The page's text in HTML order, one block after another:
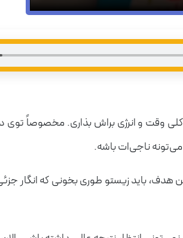
وقت و انرژی براش بذاری. مخصوصاً
ناجی‌ات باشه.
هدف، باید زیستو طوری بخونی که انگار